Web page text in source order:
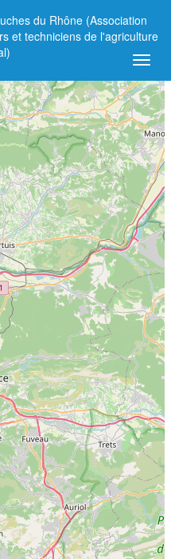
du Rhône (Association
et techniciens de l'agriculture